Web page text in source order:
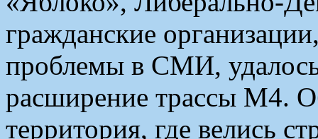
гражданские
проблемы в СМИ, удалось
расширение трассы М4.
территория, где велись